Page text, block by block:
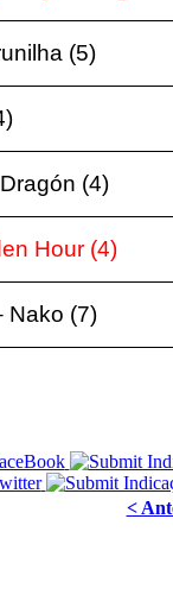
(5)
)
(4)
Hour (4)
Nako (7)
<